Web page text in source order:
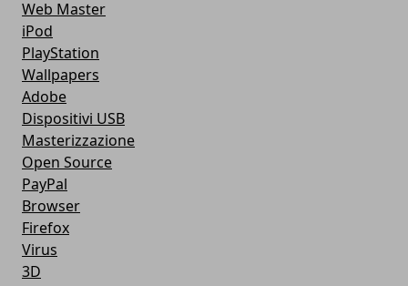
Web Master
iPod
PlayStation
Wallpapers
Adobe
Dispositivi USB
Masterizzazione
Open Source
PayPal
Browser
Firefox
Virus
3D